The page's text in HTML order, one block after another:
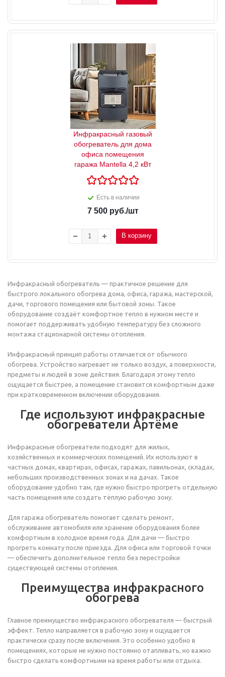
Инфракрасный газовый
обогреватель для дома
офиса помещения
гаража Mantella 4,2 кВт
Есть в наличии
7 500руб./шт
В корзину
Инфракрасный обогреватель — практичное решение для
быстрого локального обогрева дома, офиса, гаража, мастерской,
дачи, торгового помещения или бытовой зоны. Такое
оборудование создаёт комфортное тепло в нужном месте и
помогает поддерживать удобную температуру без сложного
монтажа стационарной системы отопления.
Инфракрасный принцип работы отличается от обычного
обогрева. Устройство нагревает не только воздух, а поверхности,
предметы и людей в зоне действия. Благодаря этому тепло
ощущается быстрее, а помещение становится комфортным даже
при кратковременном включении оборудования.
Где используют инфракрасные
обогреватели Артёме
Инфракрасные обогреватели подходят для жилых,
хозяйственных и коммерческих помещений. Их используют в
частных домах, квартирах, офисах, гаражах, павильонах, складах,
небольших производственных зонах и на дачах. Такое
оборудование удобно там, где нужно быстро прогреть отдельную
часть помещения или создать тёплую рабочую зону.
Для гаража обогреватель помогает сделать ремонт,
обслуживание автомобиля или хранение оборудования более
комфортным в холодное время года. Для дачи — быстро
прогреть комнату после приезда. Для офиса или торговой точки
— обеспечить дополнительное тепло без перестройки
существующей системы отопления.
Преимущества инфракрасного
обогрева
Главное преимущество инфракрасного обогревателя — быстрый
эффект. Тепло направляется в рабочую зону и ощущается
практически сразу после включения. Это особенно удобно в
помещениях, которые не нужно постоянно отапливать, но важно
быстро сделать комфортными на время работы или отдыха.